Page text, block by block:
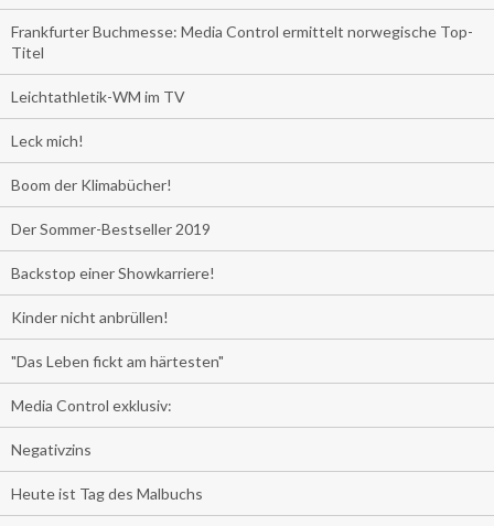
Frankfurter Buchmesse: Media Control ermittelt norwegische Top-
Titel
Leichtathletik-WM im TV
Leck mich!
Boom der Klimabücher!
Der Sommer-Bestseller 2019
Backstop einer Showkarriere!
Kinder nicht anbrüllen!
"Das Leben fickt am härtesten"
Media Control exklusiv:
Negativzins
Heute ist Tag des Malbuchs